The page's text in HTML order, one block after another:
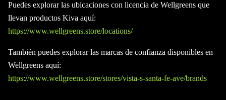
Puedes explorar las ubicaciones con licencia de Wellgreens que
llevan productos Kiva aquí:
https://www.wellgreens.store/locations/
También puedes explorar las marcas de confianza disponibles en
Wellgreens aquí:
https://www.wellgreens.store/stores/vista-s-santa-fe-ave/brands